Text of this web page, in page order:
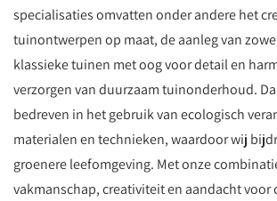
specialisaties omvatten onder andere het
tuinontwerpen op maat, de aanleg van
klassieke tuinen met oog voor detail en
verzorgen van duurzaam tuinonderhoud.
bedreven in het gebruik van ecologisch
materialen en technieken, waardoor wij
groenere leefomgeving. Met onze
vakmanschap, creativiteit en aandacht voor